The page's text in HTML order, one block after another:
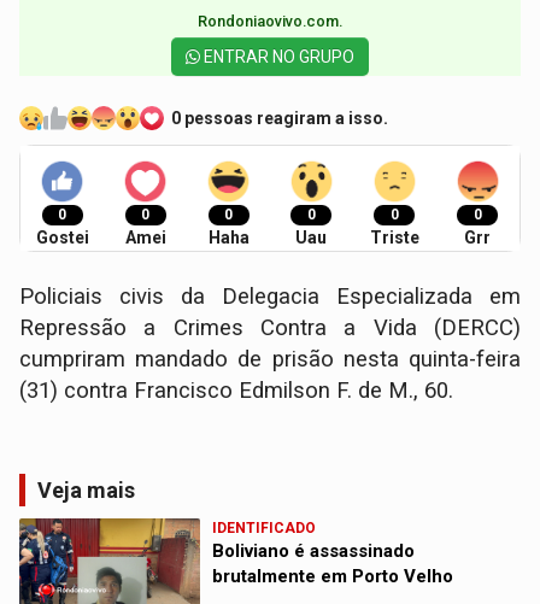
Rondoniaovivo.com.​
ENTRAR NO GRUPO
0 pessoas reagiram a isso.
0
Gostei
0
Amei
0
Haha
0
Uau
0
Triste
0
Grr
Policiais civis da Delegacia Especializada em
Repressão a Crimes Contra a Vida (DERCC)
cumpriram mandado de prisão nesta quinta-feira
(31) contra Francisco Edmilson F. de M., 60.
Veja mais
IDENTIFICADO
Boliviano é assassinado
brutalmente em Porto Velho